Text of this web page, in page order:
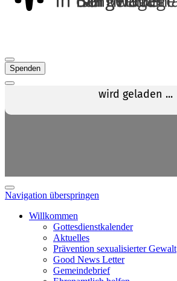
Spenden
Navigation überspringen
Willkommen
Gottesdienstkalender
Aktuelles
Prävention sexualisierter Gewalt
Good News Letter
Gemeindebrief